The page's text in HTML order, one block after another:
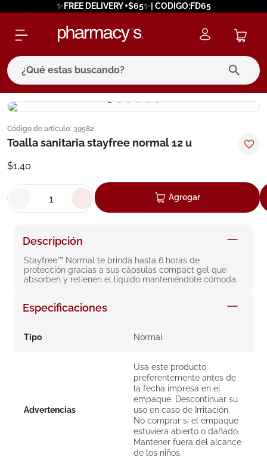
✨FREE DELIVERY +$65✨| CODIGO:FD65
¿Qué estas buscando?
Código de artículo: 39582
Toalla sanitaria stayfree normal 12 u
$1,40
Agregar
Descripción
Stayfree™ Normal te brinda hasta 6 horas de
protección gracias a sus cápsulas compact gel que
absorben y retienen el líquido manteniéndote cómoda.
Especificaciones
Tipo Normal
Advertencias
Usa este producto
preferentemente antes de
la fecha impresa en el
empaque. Descontinuar su
uso en caso de Irritación.
No comprar si el empaque
estuviera abierto o dañado.
Mantener fuera del alcance
de los niños.
términos más buscados
1. eucerin
pilexil
5. cerave
6 degraler
7. megacistin
8. roche posay